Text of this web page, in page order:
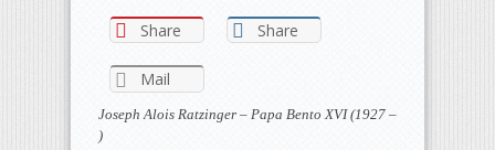
Share Share
Mail
Joseph Alois Ratzinger – Papa Bento XVI (1927 –
)